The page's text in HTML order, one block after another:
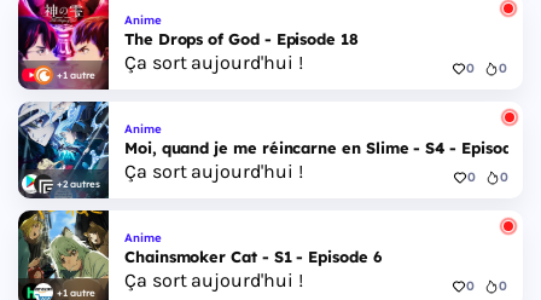
+1 autre
Anime
The Drops of God - Episode 18
Ça sort aujourd'hui ! 0 0
+2 autres
Anime
Moi, quand je me réincarne en Slime - S4 - Episode
Ça sort aujourd'hui ! 0 0
+1 autre
Anime
Chainsmoker Cat - S1 - Episode 6
Ça sort aujourd'hui ! 0 0